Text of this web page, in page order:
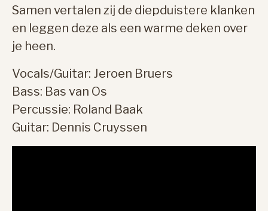
Samen vertalen zij de diepduistere klanken
en leggen deze als een warme deken over
je heen.
Vocals/Guitar: Jeroen Bruers
Bass: Bas van Os
Percussie: Roland Baak
Guitar: Dennis Cruyssen